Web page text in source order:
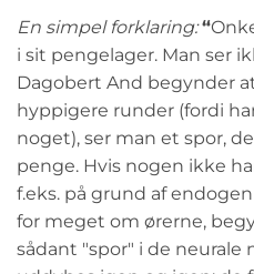
En simpel forklaring: “
i sit pengelager. Man ser
Dagobert And begynder
hyppigere runder (fordi
noget), ser man et spor,
penge. Hvis nogen ikke
f.eks. på grund af
for meget om ørerne,
sådant "spor" i de